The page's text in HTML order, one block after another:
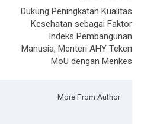
Dukung Peningkatan Kualitas
Kesehatan sebagai Faktor
Indeks Pembangunan
Manusia, Menteri AHY Teken
MoU dengan Menkes
More From Author